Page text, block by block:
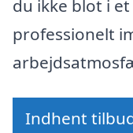
du ikke blot i
professionelt
Indhent